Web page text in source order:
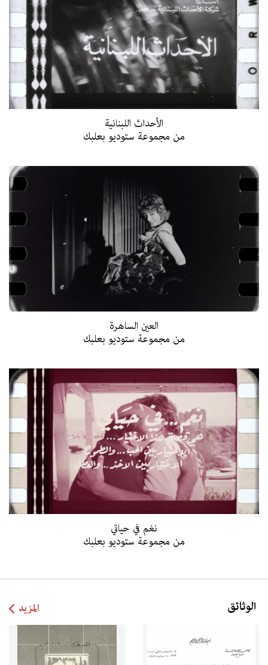
أسباب وأسرار الحرب اللبنانيّة ١٩٧٥ ـ ١٩٧٦ العلم والتقنية كـ«إيديولوجيا»
الثقافة الوطنية التصدي
الأحداث اللبنانية
من مجموعة ستوديو بعلبك
العين الساهرة
من مجموعة ستوديو بعلبك
نغم في حياتي
من مجموعة ستوديو بعلبك
الوثائق المزيد